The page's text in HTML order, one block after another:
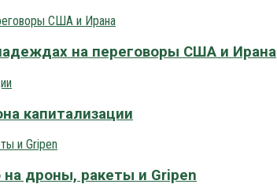
на переговоры США и Ирана
капитализации
дроны, ракеты и Gripen